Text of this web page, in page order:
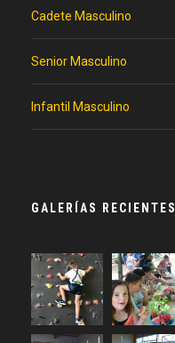
Cadete Masculino
Senior Masculino
Infantil Masculino
GALERÍAS RECIENTES